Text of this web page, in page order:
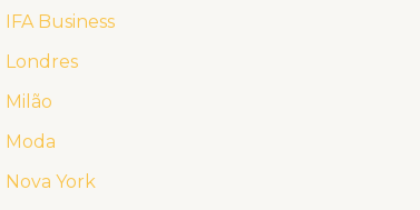
IFA Business
Londres
Milão
Moda
Nova York